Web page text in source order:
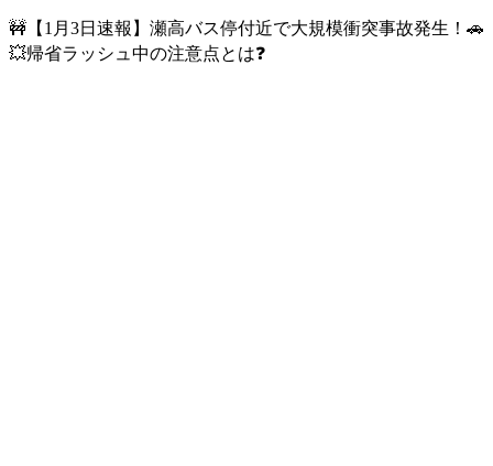
🚧【1月3日速報】瀬高バス停付近で大規模衝突事故発生！🚗
💥帰省ラッシュ中の注意点とは❓